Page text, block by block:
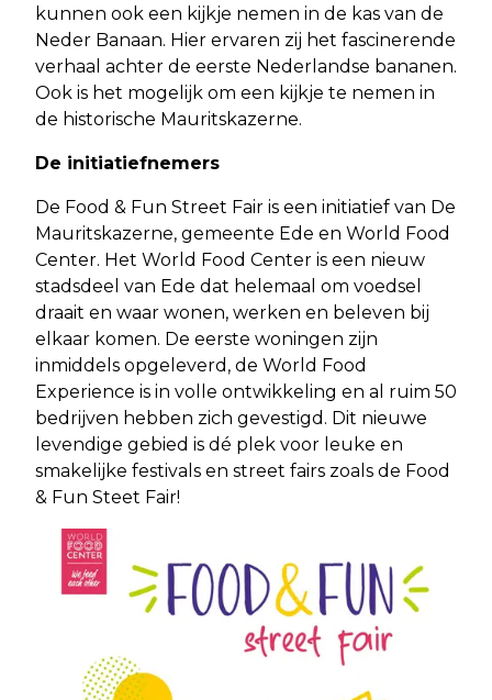
kunnen ook een kijkje nemen in de kas van de
Neder Banaan. Hier ervaren zij het fascinerende
verhaal achter de eerste Nederlandse bananen.
Ook is het mogelijk om een kijkje te nemen in
de historische Mauritskazerne.
De initiatiefnemers
De Food & Fun Street Fair is een initiatief van De
Mauritskazerne, gemeente Ede en World Food
Center. Het World Food Center is een nieuw
stadsdeel van Ede dat helemaal om voedsel
draait en waar wonen, werken en beleven bij
elkaar komen. De eerste woningen zijn
inmiddels opgeleverd, de World Food
Experience is in volle ontwikkeling en al ruim 50
bedrijven hebben zich gevestigd. Dit nieuwe
levendige gebied is dé plek voor leuke en
smakelijke festivals en street fairs zoals de Food
& Fun Steet Fair! ­­­­­­­